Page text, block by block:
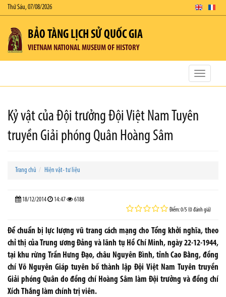
Thứ Sáu, 07/08/2026
BẢO TÀNG LỊCH SỬ QUỐC GIA
VIETNAM NATIONAL MUSEUM OF HISTORY
Toggle
Kỷ vật của Đội trưởng Đội Việt Nam Tuyên
truyền Giải phóng Quân Hoàng Sâm
Trang chủ Hiện vật- tư liệu
18/12/2014 14:47 6188
Điểm: 0/5 (0 đánh giá)
Để chuẩn bị lực lượng vũ trang cách mạng cho Tổng khởi nghĩa, theo
chỉ thị của Trung ương Đảng và lãnh tụ Hồ Chí Minh, ngày 22-12-1944,
tại khu rừng Trần Hưng Đạo, châu Nguyên Bình, tỉnh Cao Bằng, đồng
chí Võ Nguyên Giáp tuyên bố thành lập Đội Việt Nam Tuyên truyền
Giải phóng Quân do đồng chí Hoàng Sâm làm Đội trưởng và đồng chí
Xích Thắng làm chính trị viên.